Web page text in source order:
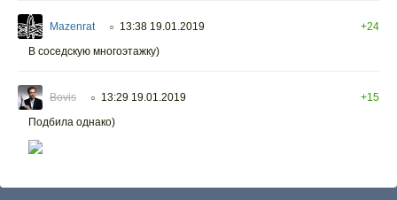
Mazenrat ○ 13:38 19.01.2019
+24
В соседскую многоэтажку)
Bovis ○ 13:29 19.01.2019
+15
Подбила однако)